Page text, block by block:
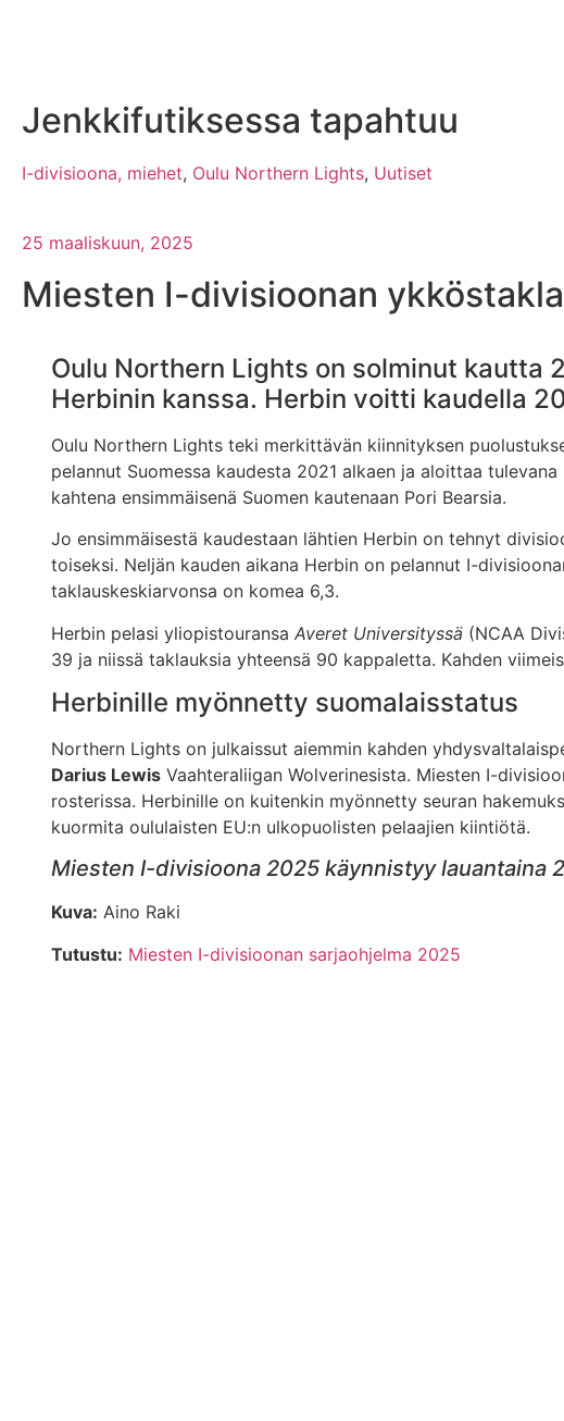
Jenkkifutiksessa tapahtuu
I-divisioona, miehet, Oulu Northern Lights, Uutiset
25 maaliskuun, 2025
Miesten I-divisioonan
Oulu Northern Lights on solminut kautta
Herbinin kanssa. Herbin voitti kaudella
Oulu Northern Lights teki merkittävän kiinnityksen
pelannut Suomessa kaudesta 2021 alkaen ja aloittaa
kahtena ensimmäisenä Suomen kautenaan Pori Bearsia.
Jo ensimmäisestä kaudestaan lähtien Herbin on tehnyt
toiseksi. Neljän kauden aikana Herbin on pelannut I-
taklauskeskiarvonsa on komea 6,3.
Herbin pelasi yliopistouransa Averet Universityssä (NCAA
39 ja niissä taklauksia yhteensä 90 kappaletta. Kahden
Herbinille myönnetty suomalaisstatus
Northern Lights on julkaissut aiemmin kahden
Darius Lewis Vaahteraliigan Wolverinesista. Miesten I-
rosterissa. Herbinille on kuitenkin myönnetty seuran
kuormita oululaisten EU:n ulkopuolisten pelaajien kiintiötä.
Miesten I-divisioona 2025 käynnistyy lauantaina
Kuva: Aino Raki
Tutustu: Miesten I-divisioonan sarjaohjelma 2025